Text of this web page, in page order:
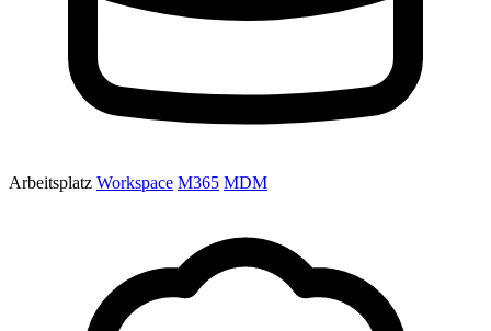
Arbeitsplatz Workspace M365 MDM